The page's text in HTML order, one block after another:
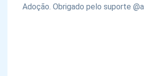
Adoção. Obrigado pelo suporte